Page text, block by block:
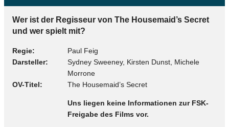
Wer ist der Regisseur von The Housemaid’s Secret
und wer spielt mit?
Regie
Paul Feig
Darsteller
Sydney Sweeney, Kirsten Dunst, Michele
Morrone
OV-Titel
The Housemaid’s Secret
Uns liegen keine Informationen zur FSK-
Freigabe des Films vor.